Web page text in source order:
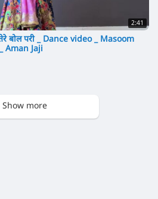
2:41
बोल परी _ Dance video _ Masoom
Aman Jaji
Show more